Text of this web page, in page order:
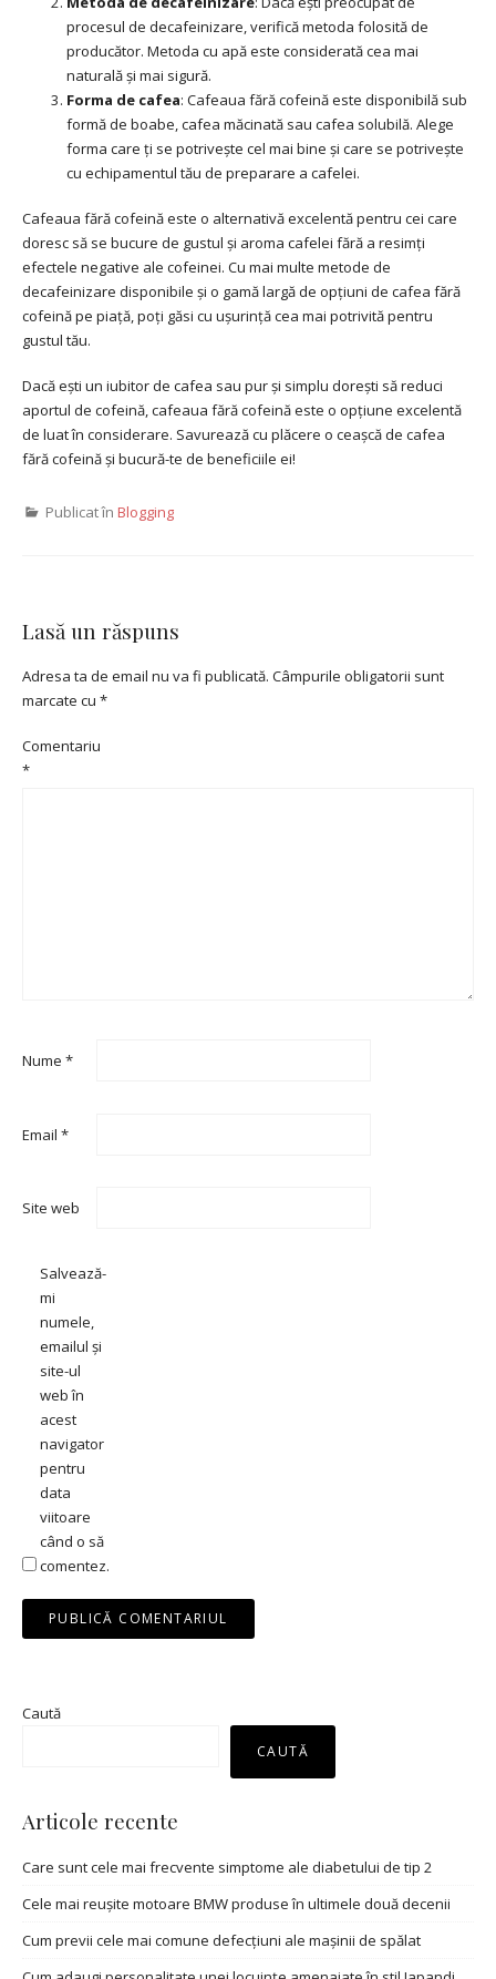
procesul de decafeinizare, verifică metoda folosită de
producător. Metoda cu apă este considerată cea mai
naturală și mai sigură.
Forma de cafea: Cafeaua fără cofeină este disponibilă sub
formă de boabe, cafea măcinată sau cafea solubilă. Alege
forma care ți se potrivește cel mai bine și care se potrivește
cu echipamentul tău de preparare a cafelei.
Cafeaua fără cofeină este o alternativă excelentă pentru cei care
doresc să se bucure de gustul și aroma cafelei fără a resimți
efectele negative ale cofeinei. Cu mai multe metode de
decafeinizare disponibile și o gamă largă de opțiuni de cafea fără
cofeină pe piață, poți găsi cu ușurință cea mai potrivită pentru
gustul tău.
Dacă ești un iubitor de cafea sau pur și simplu dorești să reduci
aportul de cofeină, cafeaua fără cofeină este o opțiune excelentă
de luat în considerare. Savurează cu plăcere o ceașcă de cafea
fără cofeină și bucură-te de beneficiile ei!
Publicat în Blogging
Lasă un răspuns
Adresa ta de email nu va fi publicată. Câmpurile obligatorii sunt
marcate cu *
Comentariu
*
Nume *
Email *
Site web
Salvează-
mi
numele,
emailul și
site-ul
web în
acest
navigator
pentru
data
viitoare
când o să
comentez.
Caută
CAUTĂ
Articole recente
Care sunt cele mai frecvente simptome ale diabetului de tip 2
Cele mai reușite motoare BMW produse în ultimele două decenii
Cum previi cele mai comune defecțiuni ale mașinii de spălat